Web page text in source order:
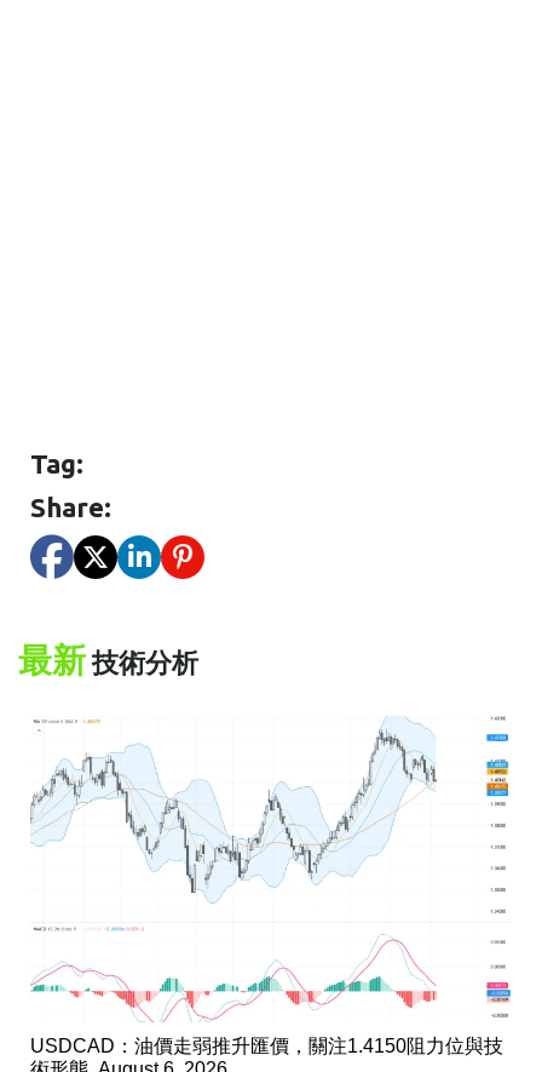
Tag:
Share:
最新技術分析
USDCAD：油價走弱推升匯價，關注1.4150阻力位與技